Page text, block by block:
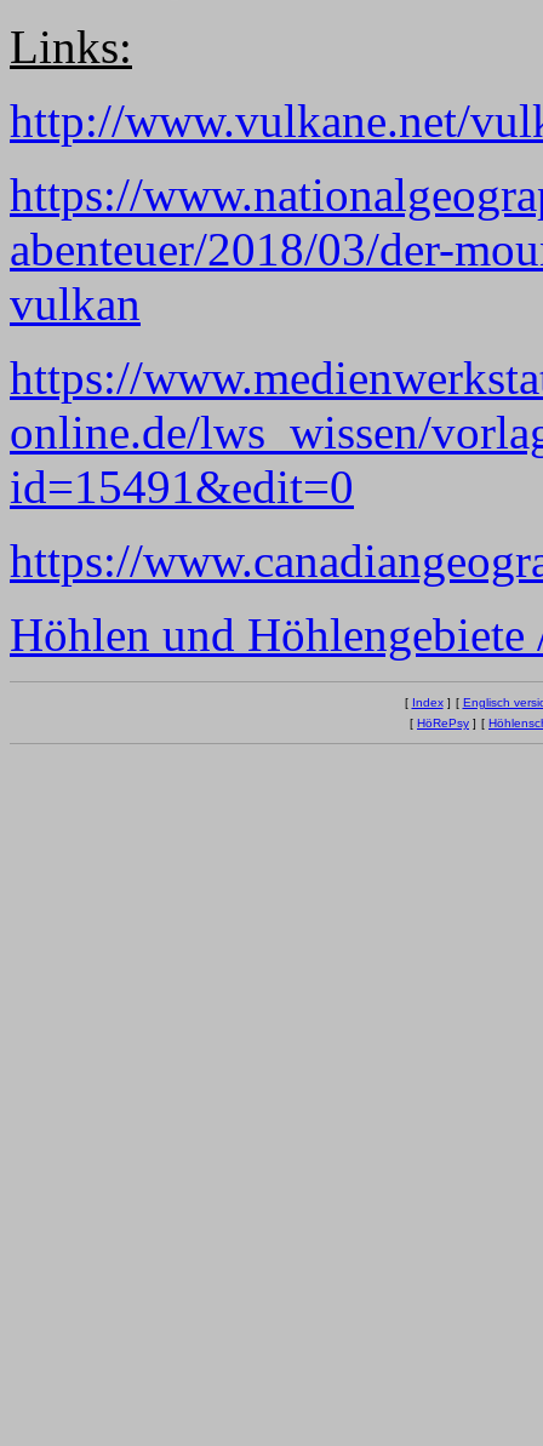
Links:
http://www.vulkane.net/
https://
abenteuer/2018/03/der-
vulkan
https://
online.de/lws_wissen/
id=15491&edit=0
https://
Höhlen und Höhlengebiete
[ Index] [ Englisch
[ HöRePsy ] [